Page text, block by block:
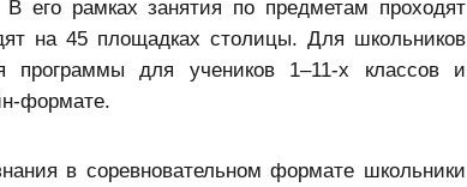
его рамках занятия по предметам проходят
на 45 площадках столицы. Для школьников
программы для учеников 1–11-х классов и
формате.
в соревновательном формате школьники